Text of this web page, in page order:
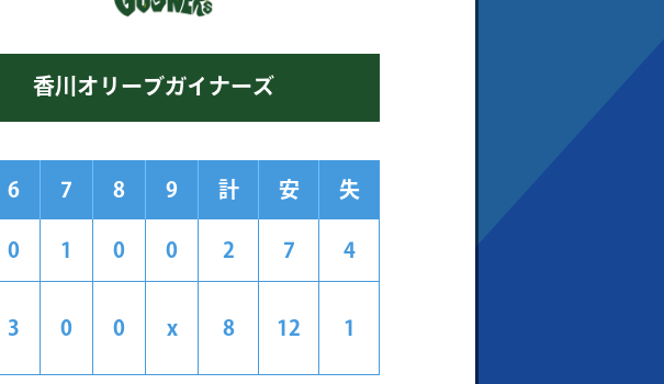
香川オリーブガイナーズ
6 7 8 9 計 安 失
0 1 0 0 2 7 4
3 0 0 x 8 12 1